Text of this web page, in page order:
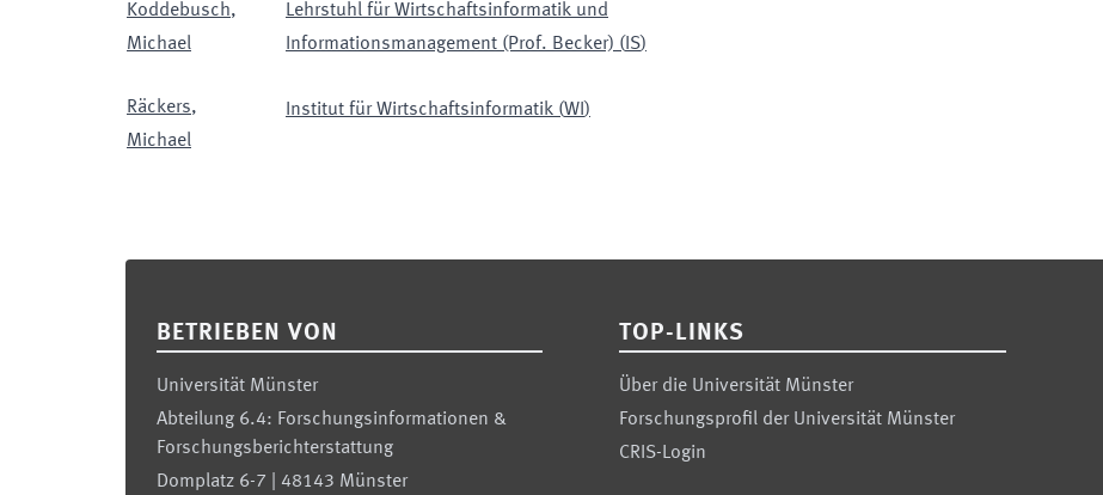
Koddebusch,
Michael
Lehrstuhl für Wirtschaftsinformatik und
Informationsmanagement (Prof. Becker) ( IS)
Räckers,
Michael
Institut für Wirtschaftsinformatik (WI )
BETRIEBEN VON
Universität Münster
Abteilung 6.4: Forschungsinformationen &
Forschungsberichterstattung
Domplatz 6-7 | 48143 Münster
TOP-LINKS
Über die Universität Münster
Forschungsprofil der Universität Münster
CRIS-Login